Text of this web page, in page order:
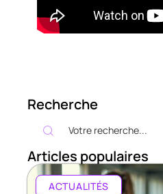
Recherche
Articles populaires
ACTUALITÉS